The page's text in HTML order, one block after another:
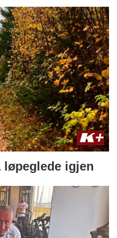
løpeglede igjen